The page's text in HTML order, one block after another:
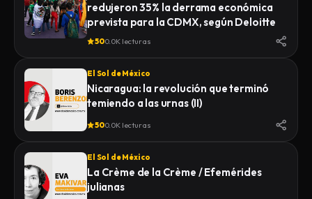
redujeron 35% la derrama económica
prevista para la CDMX, según Deloitte
500.0K lecturas
El Sol de México
Nicaragua: la revolución que terminó
temiendo a las urnas (II)
500.0K lecturas
El Sol de México
La Crème de la Crème / Efemérides
julianas